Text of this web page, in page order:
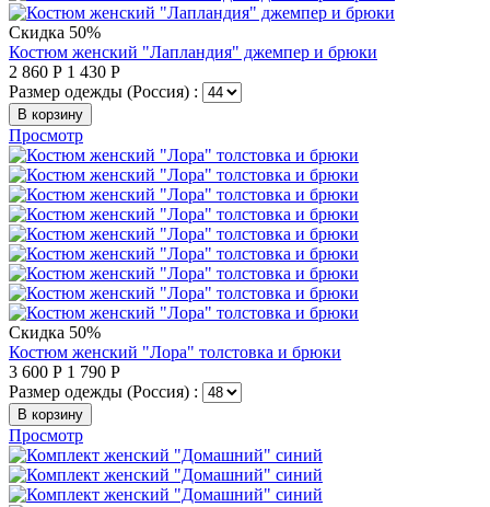
Скидка 50%
Костюм женский "Лапландия" джемпер и брюки
2 860 Р 1 430 Р
Размер одежды (Россия) :
В корзину
Просмотр
Скидка 50%
Костюм женский "Лора" толстовка и брюки
3 600 Р 1 790 Р
Размер одежды (Россия) :
В корзину
Просмотр